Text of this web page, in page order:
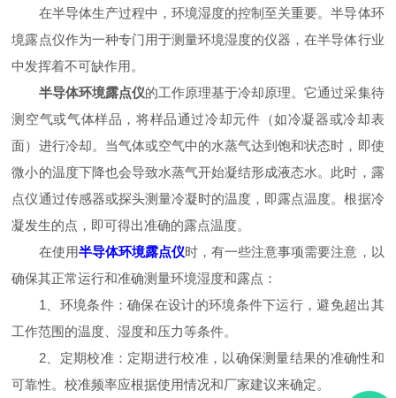
在半导体生产过程中，环境湿度的控制至关重要。半导体环
境露点仪作为一种专门用于测量环境湿度的仪器，在半导体行业
中发挥着不可缺作用。
半导体环境露点仪的工作原理基于冷却原理。它通过采集待
测空气或气体样品，将样品通过冷却元件（如冷凝器或冷却表
面）进行冷却。当气体或空气中的水蒸气达到饱和状态时，即使
微小的温度下降也会导致水蒸气开始凝结形成液态水。此时，露
点仪通过传感器或探头测量冷凝时的温度，即露点温度。根据冷
凝发生的点，即可得出准确的露点温度。
在使用半导体环境露点仪时，有一些注意事项需要注意，以
确保其正常运行和准确测量环境湿度和露点：
1、环境条件：确保在设计的环境条件下运行，避免超出其
工作范围的温度、湿度和压力等条件。
2、定期校准：定期进行校准，以确保测量结果的准确性和
可靠性。校准频率应根据使用情况和厂家建议来确定。